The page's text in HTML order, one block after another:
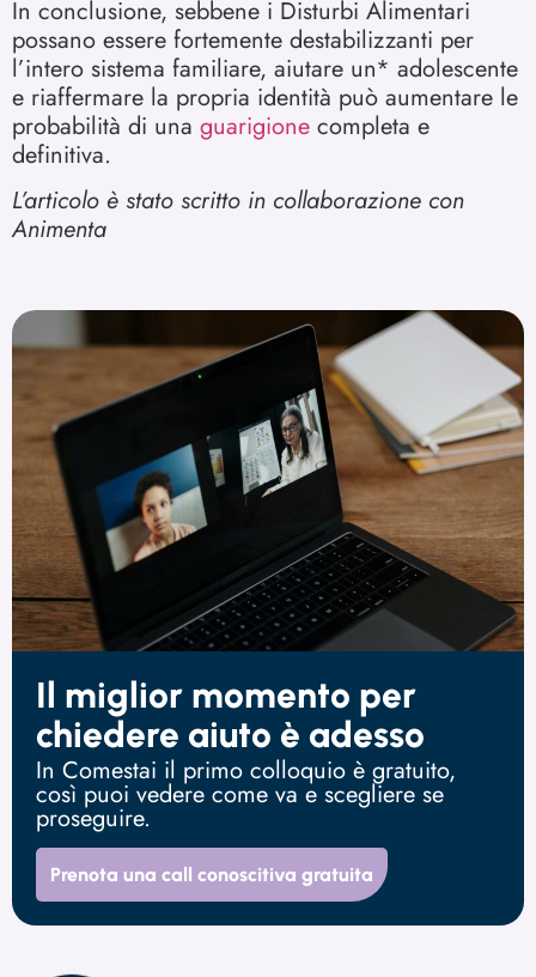
In conclusione, sebbene i Disturbi Alimentari
possano essere fortemente destabilizzanti per
l’intero sistema familiare, aiutare un* adolescente
e riaffermare la propria identità può aumentare le
probabilità di una guarigione completa e
definitiva.
L’articolo è stato scritto in collaborazione con
Animenta
Il miglior momento per
chiedere aiuto è adesso
In Comestai il primo colloquio è gratuito,
così puoi vedere come va e scegliere se
proseguire.
Prenota una call conoscitiva gratuita